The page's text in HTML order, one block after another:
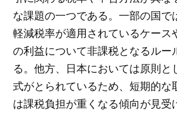
な課題の一つである。一部の国で
軽減税率が適用されているケース
の利益について非課税となるルー
る。他方、日本においては原則と
式がとられているため、短期的な
は課税負担が重くなる傾向が見受